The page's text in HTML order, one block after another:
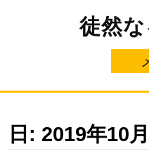
ス
徒然
日: 2019年10